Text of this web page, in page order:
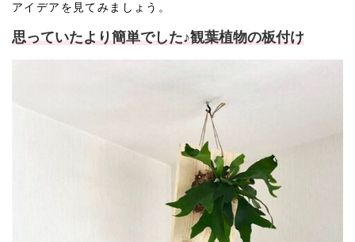
アイデアを見てみましょう。
思っていたより簡単でした♪観葉植物の板付け